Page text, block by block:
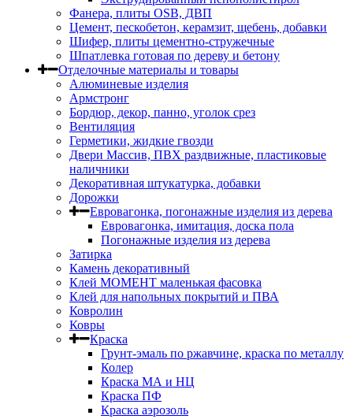
Фанера, плиты OSB, ДВП
Цемент, пескобетон, керамзит, щебень, добавки
Шифер, плиты цементно-стружечные
Шпатлевка готовая по дереву и бетону
Отделочные материалы и товары
Алюминевые изделия
Армстронг
Бордюр, декор, панно, уголок срез
Вентиляция
Герметики, жидкие гвозди
Двери Массив, ПВХ раздвижные, пластиковые
наличники
Декоративная штукатурка, добавки
Дорожки
Евровагонка, погонажные изделия из дерева
Евровагонка, имитация, доска пола
Погонажные изделия из дерева
Затирка
Камень декоративный
Клей МОМЕНТ маленькая фасовка
Клей для напольных покрытий и ПВА
Ковролин
Ковры
Краска
Грунт-эмаль по ржавчине, краска по металлу
Колер
Краска МА и НЦ
Краска ПФ
Краска аэрозоль